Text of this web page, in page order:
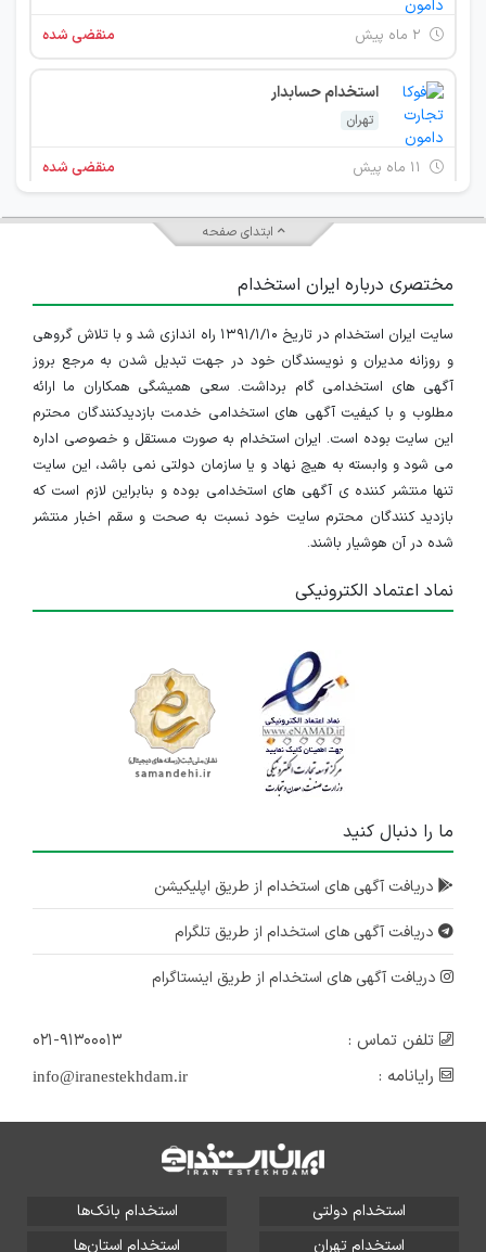
منقضی شده
استخدام حسابدار
تهران
منقضی شده
استخدام کارشناس فروش
۱۱ ماه پیش منقضی شده
استخدام حسابدار
تهران
۱ سال پیش منقضی شده
استخدام کارشناس فروش
تهران
ابتدای صفحه
مختصری درباره ایران استخدام
سایت ایران استخدام در تاریخ ۱۳۹۱/۱/۱۰ راه اندازی شد و با تلاش گروهی
و روزانه مدیران و نویسندگان خود در جهت تبدیل شدن به مرجع بروز
آگهی های استخدامی گام برداشت. سعی همیشگی همکاران ما ارائه
مطلوب و با کیفیت آگهی های استخدامی خدمت بازدیدکنندگان محترم
این سایت بوده است. ایران استخدام به صورت مستقل و خصوصی اداره
می شود و وابسته به هیچ نهاد و یا سازمان دولتی نمی باشد، این سایت
تنها منتشر کننده ی آگهی های استخدامی بوده و بنابراین لازم است که
بازدید کنندگان محترم سایت خود نسبت به صحت و سقم اخبار منتشر
شده در آن هوشیار باشند.
نماد اعتماد الکترونیکی
ما را دنبال کنید
دریافت آگهی های استخدام از طریق اپلیکیشن
دریافت آگهی های استخدام از طریق تلگرام
دریافت آگهی های استخدام از طریق اینستاگرام
تلفن تماس :
۰۲۱-۹۱۳۰۰۰۱۳
رایانامه :
info@iranestekhdam.ir
استخدام دولتی
استخدام بانک‌ها
استخدام تهران
استخدام استان‌ها